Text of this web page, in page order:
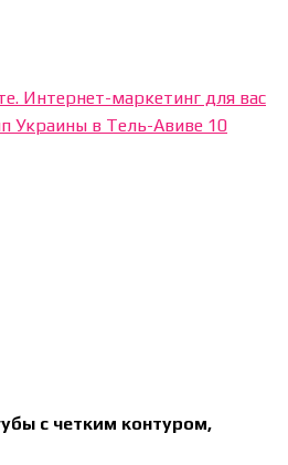
Интернет-маркетинг для вас
Украины в Тель-Авиве 10
с четким контуром,